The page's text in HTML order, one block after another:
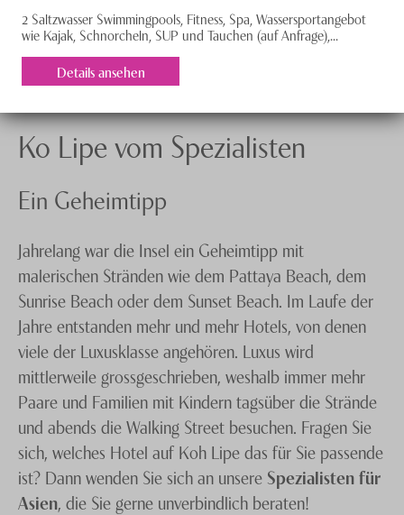
2 Saltzwasser Swimmingpools, Fitness, Spa, Wassersportangebot
wie Kajak, Schnorcheln, SUP und Tauchen (auf Anfrage),...
Details ansehen
Ko Lipe vom Spezialisten
Ein Geheimtipp
Jahrelang war die Insel ein Geheimtipp mit
malerischen Stränden wie dem Pattaya Beach, dem
Sunrise Beach oder dem Sunset Beach. Im Laufe der
Jahre entstanden mehr und mehr Hotels, von denen
viele der Luxusklasse angehören. Luxus wird
mittlerweile grossgeschrieben, weshalb immer mehr
Paare und Familien mit Kindern tagsüber die Strände
und abends die Walking Street besuchen. Fragen Sie
sich, welches Hotel auf Koh Lipe das für Sie passende
ist? Dann wenden Sie sich an unsere Spezialisten für
Asien, die Sie gerne unverbindlich beraten!